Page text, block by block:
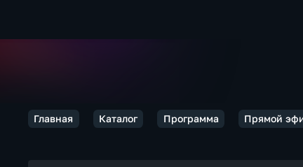
Главная Каталог Программа Прямой